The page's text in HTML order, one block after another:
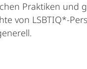
Praktiken und
von LSBTIQ*-